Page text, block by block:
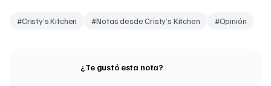
#Cristy’s Kitchen #Notas desde Cristy’s Kitchen #Opinión
¿Te gustó esta nota?